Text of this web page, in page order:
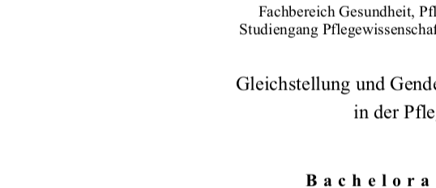
Fachbereich Gesundheit,
Studiengang Pflegewissens
Gleichstellung und
in der